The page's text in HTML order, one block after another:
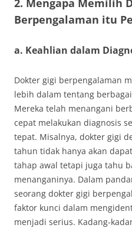
2. Mengapa Memilih
Berpengalaman itu
a. Keahlian dalam
Dokter gigi berpengalaman
lebih dalam tentang
Mereka telah menangani
cepat melakukan diagnosis
tepat. Misalnya, dokter gigi
tahun tidak hanya akan
tahap awal tetapi juga tahu
menanganinya. Dalam
seorang dokter gigi
faktor kunci dalam
menjadi serius. Kadang-